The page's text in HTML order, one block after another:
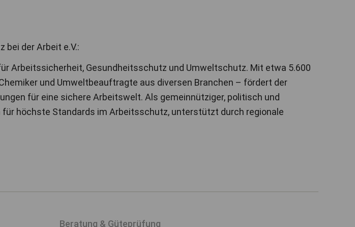
bei der Arbeit e.V.:
Arbeitssicherheit, Gesundheitsschutz und Umweltschutz. Mit etwa 5.600
und Umweltbeauftragte aus diversen Branchen – fördert der
für eine sichere Arbeitswelt. Als gemeinnütziger, politisch und
höchste Standards im Arbeitsschutz, unterstützt durch regionale
Beratung & Güteprüfung